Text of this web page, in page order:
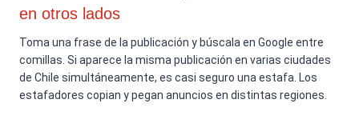
en otros lados
Toma una frase de la publicación y búscala en Google entre
comillas. Si aparece la misma publicación en varias ciudades
de Chile simultáneamente, es casi seguro una estafa. Los
estafadores copian y pegan anuncios en distintas regiones.